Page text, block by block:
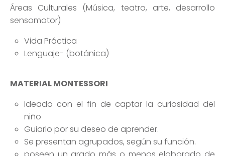
Áreas Culturales (Música, teatro, arte, desarrollo
sensomotor)
Vida Práctica
Lenguaje- (botánica)
MATERIAL MONTESSORI
Ideado con el fin de captar la curiosidad del
niño
Guiarlo por su deseo de aprender.
Se presentan agrupados, según su función.